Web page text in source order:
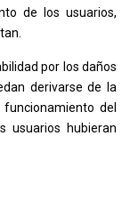
de los usuarios,
por los daños
derivarse de la
del
usuarios hubieran